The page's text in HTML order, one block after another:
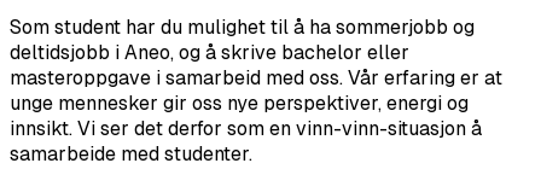
Som student har du mulighet til å ha sommerjobb og
deltidsjobb i Aneo, og å skrive bachelor eller
masteroppgave i samarbeid med oss. Vår erfaring er at
unge mennesker gir oss nye perspektiver, energi og
innsikt. Vi ser det derfor som en vinn-vinn-situasjon å
samarbeide med studenter.